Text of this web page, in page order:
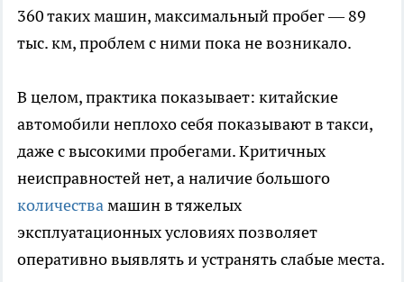
360 таких машин, максимальный пробег — 89
тыс. км, проблем с ними пока не возникало.
В целом, практика показывает: китайские
автомобили неплохо себя показывают в такси,
даже с высокими пробегами. Критичных
неисправностей нет, а наличие большого
количествамашин в тяжелых
эксплуатационных условиях позволяет
оперативно выявлять и устранять слабые места.